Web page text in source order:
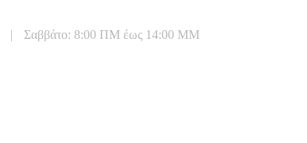
|
Σαββάτο: 8:00 ΠΜ έως 14:00 ΜΜ